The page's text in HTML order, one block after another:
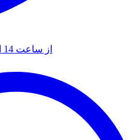
از ساعت 14 الی 20 روز های غیر تعطیل